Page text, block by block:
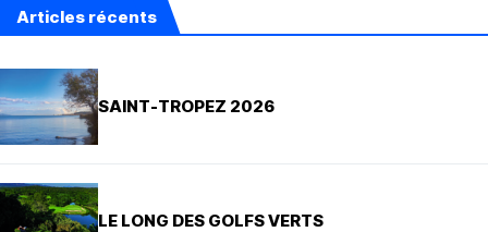
Articles récents
SAINT-TROPEZ 2026
LE LONG DES GOLFS VERTS